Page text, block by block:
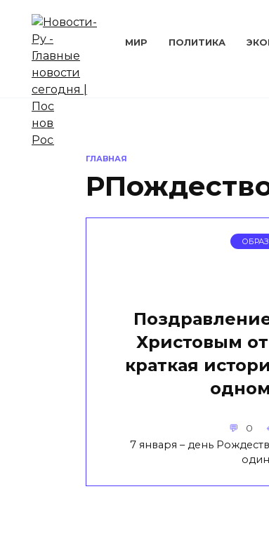
содержанию
МИР ПОЛИТИКА
ГЛАВНАЯ
Христовым
краткая
0
7 января – день